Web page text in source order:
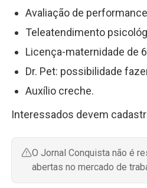
Avaliação de
Teleatendimento
Licença-maternidade de
Dr. Pet: possibilidade
Auxílio creche.
Interessados devem
O Jornal Conquista não é
abertas no mercado de